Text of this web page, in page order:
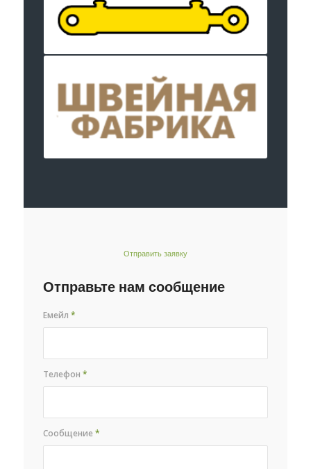
Отправить заявку
Отправьте нам сообщение
Емейл*
Телефон*
Сообщение*